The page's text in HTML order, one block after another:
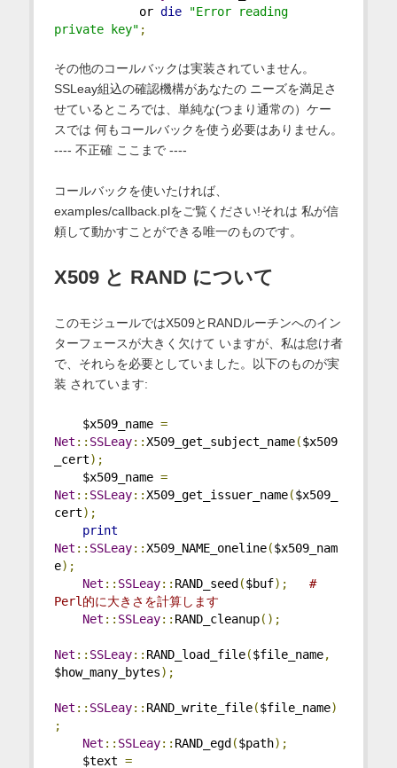
or die
"Error reading
private key" ;
その他のコールバックは実装されていません。
SSLeay組込の確認機構があなたの ニーズを満足さ
せているところでは、単純な(つまり通常の）ケー
スでは 何もコールバックを使う必要はありません。
---- 不正確 ここまで ----
コールバックを使いたければ、
examples/callback.plをご覧ください!それは 私が信
頼して動かすことができる唯一のものです。
X509 と RAND について
このモジュールではX509とRANDルーチンへのイン
ターフェースが大きく欠けて いますが、私は怠け者
で、それらを必要としていました。以下のものが実
装 されています:
$x509_name =
Net :: SSLeay::X509_get_subject_name($x509
_cert);
$x509_name =
Net :: SSLeay::X509_get_issuer_name($x509_
cert);
print
Net :: SSLeay::X509_NAME_oneline($x509_nam
e);
Net :: SSLeay:: RAND_seed ($buf);
#
Perl的に大きさを計算します
Net :: SSLeay:: RAND_cleanup();
Net :: SSLeay:: RAND_load_file($file_name,
$how_many_bytes);
Net :: SSLeay:: RAND_write_file($file_name)
;
Net :: SSLeay:: RAND_egd ($path);
$text =